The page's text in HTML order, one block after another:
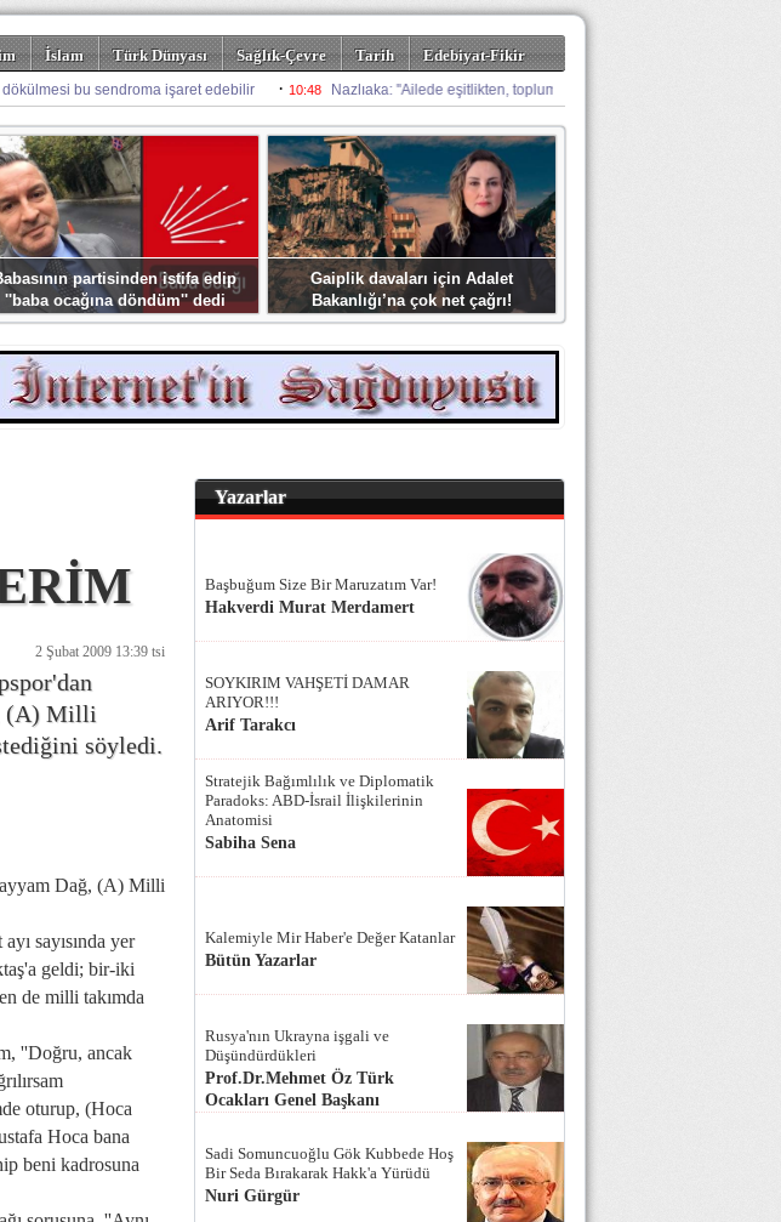
İslam Türk Dünyası Sağlık-Çevre Tarih
Edebiyat-Fikir
partisinden istifa edip
''baba ocağına döndüm'' dedi
Gaiplik davaları için Adalet
Bakanlığı’na çok net çağrı!
2 Şubat 2009 13:39 tsi
(A) Milli
söyledi.
Dağ, (A) Milli
sayısında yer
geldi; bir-iki
de milli takımda
''Doğru, ancak
oturup, (Hoca
Hoca bana
beni kadrosuna
Yazarlar
Başbuğum Size Bir Maruzatım Var!
Hakverdi Murat Merdamert
SOYKIRIM VAHŞETİ DAMAR
ARIYOR!!!
Arif Tarakcı
Stratejik Bağımlılık ve Diplomatik
Paradoks: ABD-İsrail İlişkilerinin
Anatomisi
Sabiha Sena
Kalemiyle Mir Haber'e Değer Katanlar
Bütün Yazarlar
Rusya'nın Ukrayna işgali ve
Düşündürdükleri
Prof.Dr.Mehmet Öz Türk
Ocakları Genel Başkanı
Sadi Somuncuoğlu Gök Kubbede Hoş
Bir Seda Bırakarak Hakk'a Yürüdü
Nuri Gürgür